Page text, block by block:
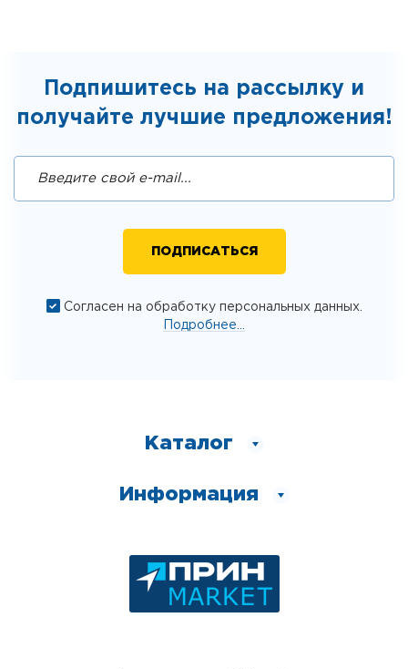
Подпишитесь на рассылку и
получайте лучшие предложения!
Согласен на обработку персональных данных.
Подробнее...
Каталог
Информация